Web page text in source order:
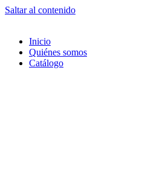
Saltar al contenido
Inicio
Quiénes somos
Catálogo